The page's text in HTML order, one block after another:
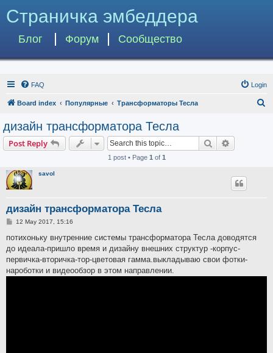
Страничка эмбеддера
Блог Форум Сообщество
FAQ Login
Board index Популярные Трансформаторы Тесла
дизайн трансформатора Тесла
Post Reply Search
1 post • Page 1 of 1
savol
дизайн трансформатора Тесла
P
s
12 May 2017, 15:16
потихоньку внутренние системы трансформатора Тесла доводятся
до идеала-пришло время и дизайну внешних структур -корпус-
первичка-вторичка-тор-цветовая гамма.выкладываю свои фотки-
нароботки и видеообзор в этом направлении.